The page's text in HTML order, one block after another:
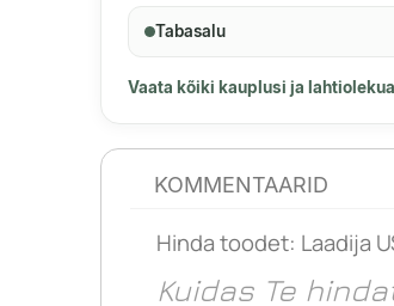
Tabasalu
Vaata kõiki kauplusi ja
KOMMENTAARID
Hinda toodet: Laadija
Kuidas Te